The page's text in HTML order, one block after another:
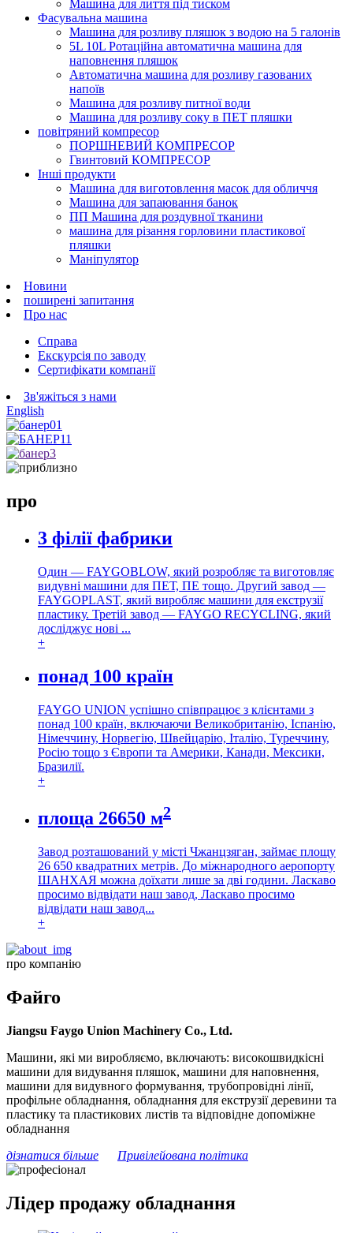
Машина для лиття під тиском
Фасувальна машина
Машина для розливу пляшок з водою на 5 галонів
5L 10L Ротаційна автоматична машина для
наповнення пляшок
Автоматична машина для розливу газованих
напоїв
Машина для розливу питної води
Машина для розливу соку в ПЕТ пляшки
повітряний компресор
ПОРШНЕВИЙ КОМПРЕСОР
Гвинтовий КОМПРЕСОР
Інші продукти
Машина для виготовлення масок для обличчя
Машина для запаювання банок
ПП Машина для роздувної тканини
машина для різання горловини пластикової
пляшки
Маніпулятор
Новини
поширені запитання
Про нас
Справа
Екскурсія по заводу
Сертифікати компанії
Зв'яжіться з нами
English
про
3 філії фабрики
Один — FAYGOBLOW, який розробляє та виготовляє
видувні машини для ПЕТ, ПЕ тощо. Другий завод —
FAYGOPLAST, який виробляє машини для екструзії
пластику. Третій завод — FAYGO RECYCLING, який
досліджує нові ...
+
понад 100 країн
FAYGO UNION успішно співпрацює з клієнтами з
понад 100 країн, включаючи Великобританію, Іспанію,
Німеччину, Норвегію, Швейцарію, Італію, Туреччину,
Росію тощо з Європи та Америки, Канади, Мексики,
Бразилії.
+
площа 26650 м2
Завод розташований у місті Чжанцзяган, займає площу
26 650 квадратних метрів. До міжнародного аеропорту
ШАНХАЯ можна доїхати лише за дві години. Ласкаво
просимо відвідати наш завод, Ласкаво просимо
відвідати наш завод...
+
про компанію
Файго
Jiangsu Faygo Union Machinery Co., Ltd.
Машини, які ми виробляємо, включають: високошвидкісні
машини для видування пляшок, машини для наповнення,
машини для видувного формування, трубопровідні лінії,
профільне обладнання, обладнання для екструзії деревини та
пластику та пластикових листів та відповідне допоміжне
обладнання
дізнатися більше
Привілейована політика
Лідер продажу обладнання